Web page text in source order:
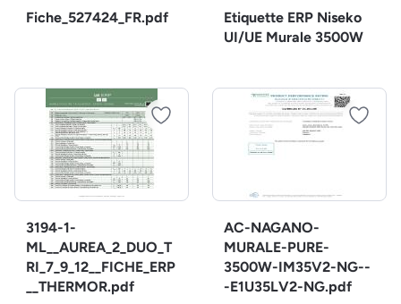
Fiche_527424_FR.pdf
Etiquette ERP Niseko
UI/UE Murale 3500W
3194-1-
ML__AUREA_2_DUO_T
RI_7_9_12__FICHE_ERP
__THERMOR.pdf
AC-NAGANO-
MURALE-PURE-
3500W-IM35V2-NG--
-E1U35LV2-NG.pdf